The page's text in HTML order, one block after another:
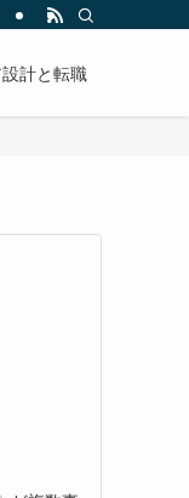
計と転職